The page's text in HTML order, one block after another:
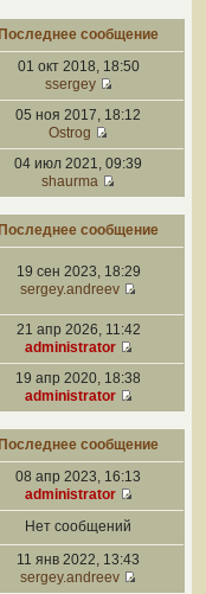
Последнее сообщение
01 окт 2018, 18:50
ssergey
05 ноя 2017, 18:12
Ostrog
04 июл 2021, 09:39
shaurma
Последнее сообщение
19 сен 2023, 18:29
sergey.andreev
21 апр 2026, 11:42
administrator
19 апр 2020, 18:38
administrator
Последнее сообщение
08 апр 2023, 16:13
administrator
Нет сообщений
11 янв 2022, 13:43
sergey.andreev